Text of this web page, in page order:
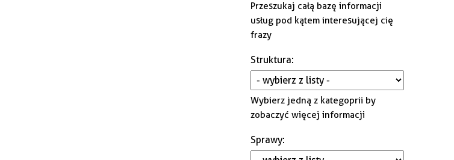
Gminna Komisja Rozwiązywania
Problemów Alkoholowych i
Przeciwdziałania Narkomanii
Przeszukaj całą bazę informacji
usług pod kątem interesującej cię
frazy
Struktura:
Wybierz jedną z kategoprii by
zobaczyć więcej informacji
Sprawy: